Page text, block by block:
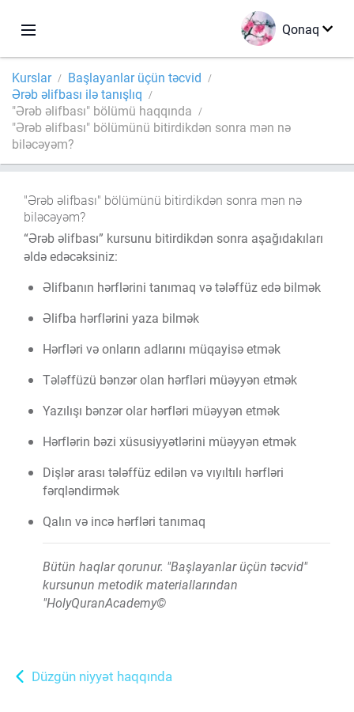
Qonaq
Kurslar
Başlayanlar üçün təcvid
Ərəb əlifbası ilə tanışlıq
"Ərəb əlifbası" bölümü haqqında
"Ərəb əlifbası" bölümünü bitirdikdən sonra mən nə
biləcəyəm?
Düzgün niyyət haqqında
"Ərəb əlifbası" bölümünü bitirdikdən sonra mən nə
biləcəyəm?
“Ərəb əlifbası” kursunu bitirdikdən sonra aşağıdakıları
əldə edəcəksiniz:
Əlifbanın hərflərini tanımaq və tələffüz edə bilmək
Əlifba hərflərini yaza bilmək
Hərfləri və onların adlarını müqayisə etmək
Tələffüzü bənzər olan hərfləri müəyyən etmək
Yazılışı bənzər olar hərfləri müəyyən etmək
Hərflərin bəzi xüsusiyyətlərini müəyyən etmək
Dişlər arası tələffüz edilən və vıyıltılı hərfləri
fərqləndirmək
Qalın və incə hərfləri tanımaq
Bütün haqlar qorunur. "Başlayanlar üçün təcvid"
kursunun metodik materiallarından
"HolyQuranAcademy©